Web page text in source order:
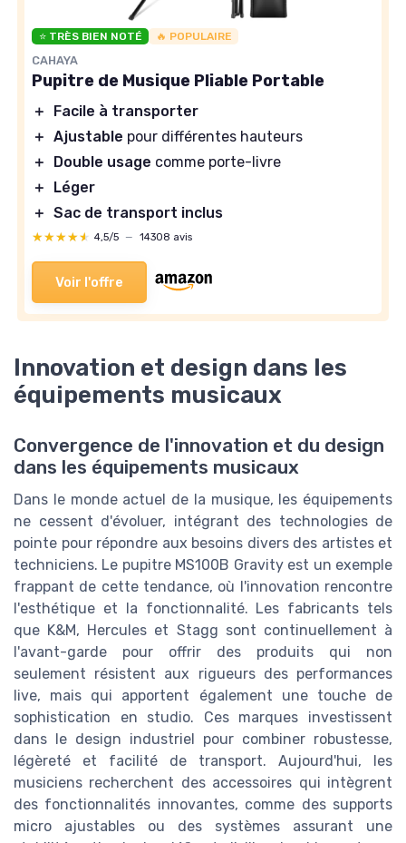
⭐ TRÈS BIEN NOTÉ 🔥 POPULAIRE
CAHAYA
Pupitre de Musique Pliable Portable
＋
Facile à transporter
＋ Ajustable pour différentes hauteurs
＋
Double usage comme porte-livre
＋
Léger
＋ Sac de transport inclus
★★★★★
★★★★★ 4,5/5 — 14308 avis
Voir l'offre
Innovation et design dans les
équipements musicaux
Convergence de l'innovation et du design
dans les équipements musicaux
Dans le monde actuel de la musique, les équipements
ne cessent d'évoluer, intégrant des technologies de
pointe pour répondre aux besoins divers des artistes et
techniciens. Le pupitre MS100B Gravity est un exemple
frappant de cette tendance, où l'innovation rencontre
l'esthétique et la fonctionnalité. Les fabricants tels
que K&M, Hercules et Stagg sont continuellement à
l'avant-garde pour offrir des produits qui non
seulement résistent aux rigueurs des performances
live, mais qui apportent également une touche de
sophistication en studio. Ces marques investissent
dans le design industriel pour combiner robustesse,
légèreté et facilité de transport. Aujourd'hui, les
musiciens recherchent des accessoires qui intègrent
des fonctionnalités innovantes, comme des supports
micro ajustables ou des systèmes assurant une